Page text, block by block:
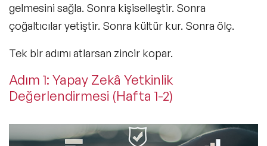
gelmesini sağla. Sonra kişiselleştir. Sonra
çoğaltıcılar yetiştir. Sonra kültür kur. Sonra ölç.
Tek bir adımı atlarsan zincir kopar.
Adım 1: Yapay Zekâ Yetkinlik
Değerlendirmesi (Hafta 1-2)